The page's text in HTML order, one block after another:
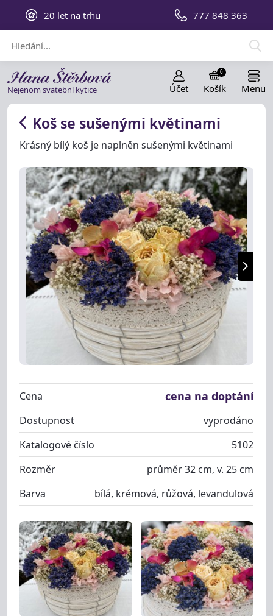
20 let na trhu 777 848 363
Nejenom svatební kytice Účet Košík
0
Menu
Koš se sušenými květinami
Krásný bílý koš je naplněn sušenými květinami
Cena cena na doptání
Dostupnost
vyprodáno
Katalogové číslo
5102
Rozměr
průměr 32 cm, v. 25 cm
Barva
bílá, krémová, růžová, levandulová